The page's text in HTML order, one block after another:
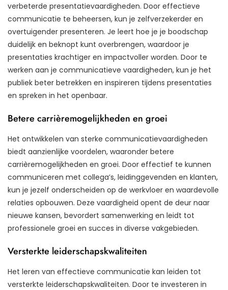
verbeterde presentatievaardigheden. Door effectieve
communicatie te beheersen, kun je zelfverzekerder en
overtuigender presenteren. Je leert hoe je je boodschap
duidelijk en beknopt kunt overbrengen, waardoor je
presentaties krachtiger en impactvoller worden. Door te
werken aan je communicatieve vaardigheden, kun je het
publiek beter betrekken en inspireren tijdens presentaties
en spreken in het openbaar.
Betere carrièremogelijkheden en groei
Het ontwikkelen van sterke communicatievaardigheden
biedt aanzienlijke voordelen, waaronder betere
carrièremogelijkheden en groei. Door effectief te kunnen
communiceren met collega’s, leidinggevenden en klanten,
kun je jezelf onderscheiden op de werkvloer en waardevolle
relaties opbouwen. Deze vaardigheid opent de deur naar
nieuwe kansen, bevordert samenwerking en leidt tot
professionele groei en succes in diverse vakgebieden.
Versterkte leiderschapskwaliteiten
Het leren van effectieve communicatie kan leiden tot
versterkte leiderschapskwaliteiten. Door te investeren in